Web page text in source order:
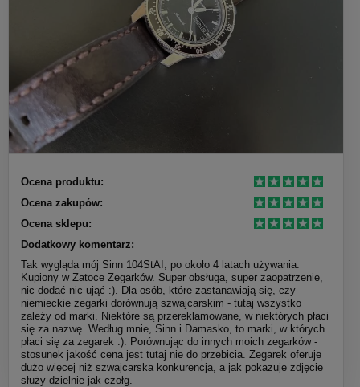
Ocena produktu:
Ocena zakupów:
Ocena sklepu:
Dodatkowy komentarz:
Tak wygląda mój Sinn 104StAI, po około 4 latach używania.
Kupiony w Zatoce Zegarków. Super obsługa, super zaopatrzenie,
nic dodać nic ująć :). Dla osób, które zastanawiają się, czy
niemieckie zegarki dorównują szwajcarskim - tutaj wszystko
zależy od marki. Niektóre są przereklamowane, w niektórych płaci
się za nazwę. Według mnie, Sinn i Damasko, to marki, w których
płaci się za zegarek :). Porównując do innych moich zegarków -
stosunek jakość cena jest tutaj nie do przebicia. Zegarek oferuje
dużo więcej niż szwajcarska konkurencja, a jak pokazuje zdjęcie
służy dzielnie jak czołg.